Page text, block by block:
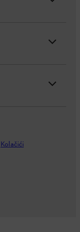
Kolačići